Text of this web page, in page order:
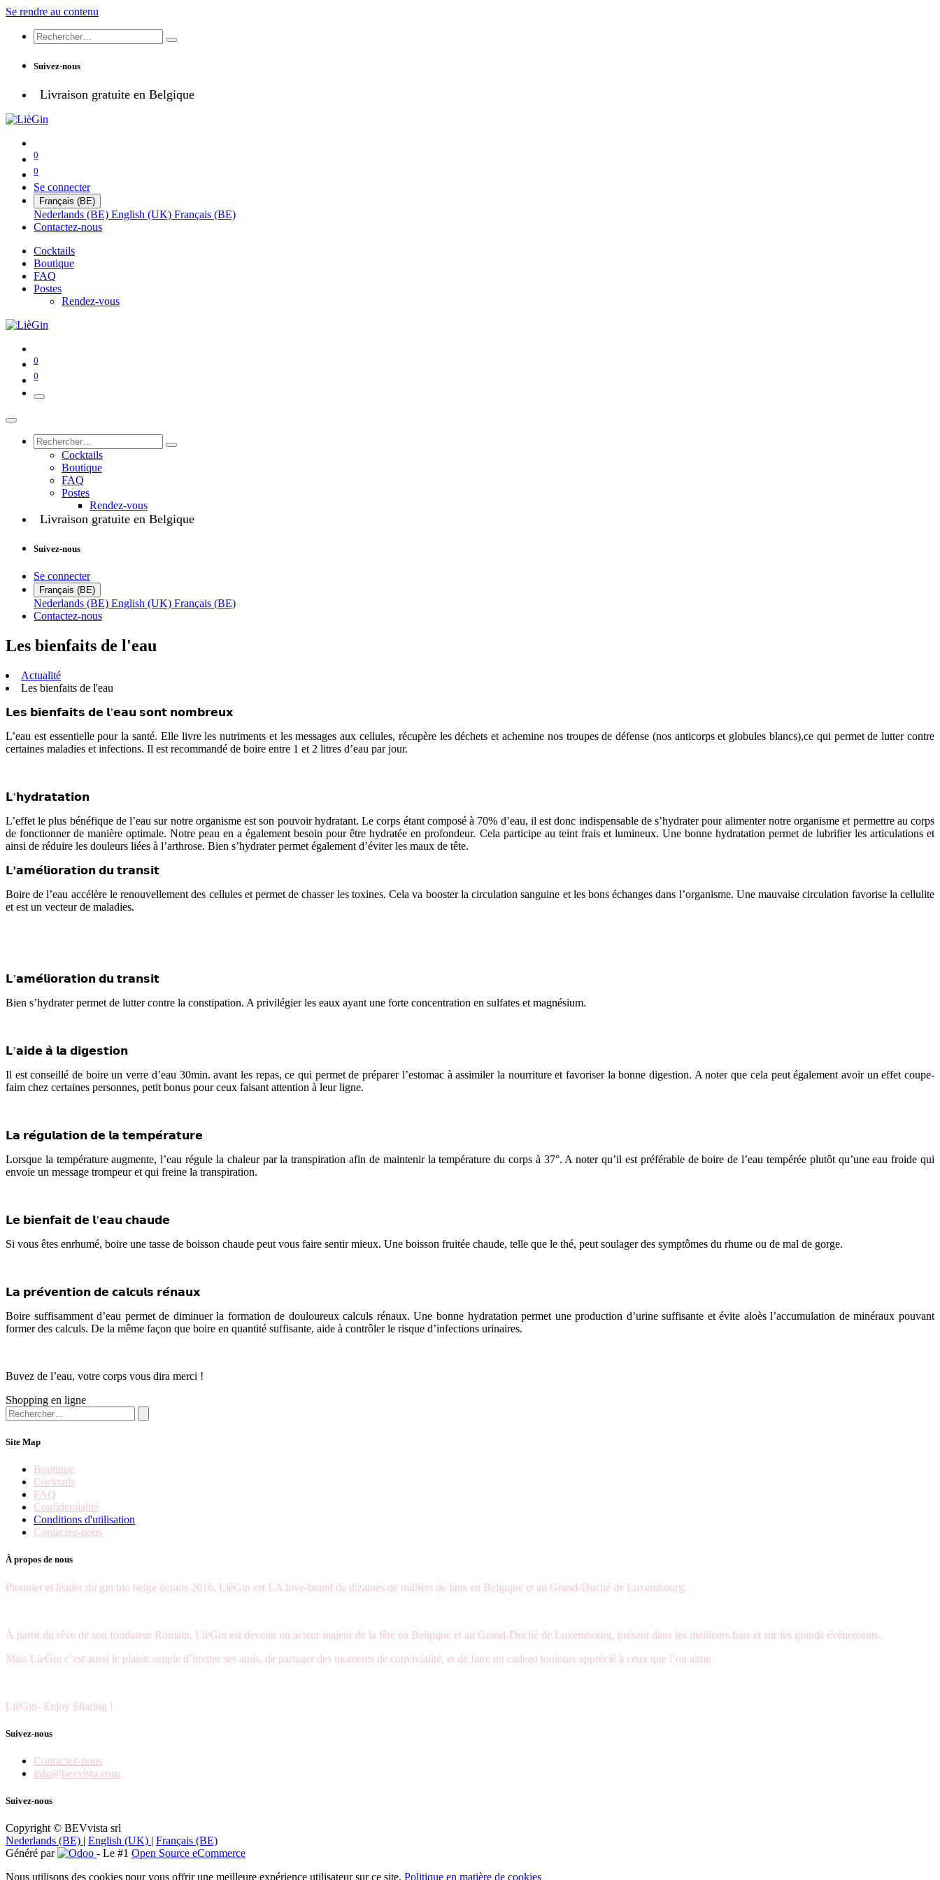
Se rendre au contenu
Suivez-nous
Livraison gratuite en Belgique
0
0
Se connecter
Français (BE)
Nederlands (BE) English (UK) Français (BE)
Contactez-nous
Cocktails
Boutique
FAQ
Postes
Rendez-vous
0
0
Cocktails
Boutique
FAQ
Postes
Rendez-vous
Livraison gratuite en Belgique
Suivez-nous
Se connecter
Français (BE)
Nederlands (BE) English (UK) Français (BE)
Contactez-nous
Les bienfaits de l'eau
Actualité
Les bienfaits de l'eau
𝗟𝗲𝘀 𝗯𝗶𝗲𝗻𝗳𝗮𝗶𝘁𝘀 𝗱𝗲 𝗹’𝗲𝗮𝘂 𝘀𝗼𝗻𝘁 𝗻𝗼𝗺𝗯𝗿𝗲𝘂𝘅
L’eau est essentielle pour la santé. Elle livre les nutriments et les messages aux cellules, récupère les déchets et achemine nos troupes de défense (nos anticorps et globules blancs),ce qui permet de lutter contre
certaines maladies et infections. Il est recommandé de boire entre 1 et 2 litres d’eau par jour.
𝗟’𝗵𝘆𝗱𝗿𝗮𝘁𝗮𝘁𝗶𝗼𝗻
L’effet le plus bénéfique de l’eau sur notre organisme est son pouvoir hydratant. Le corps étant composé à 70% d’eau, il est donc indispensable de s’hydrater pour alimenter notre organisme et permettre au corps
de fonctionner de manière optimale. Notre peau en a également besoin pour être hydratée en profondeur. Cela participe au teint frais et lumineux. Une bonne hydratation permet de lubrifier les articulations et
ainsi de réduire les douleurs liées à l’arthrose. Bien s’hydrater permet également d’éviter les maux de tête.
𝗟’𝗮𝗺𝗲́𝗹𝗶𝗼𝗿𝗮𝘁𝗶𝗼𝗻 𝗱𝘂 𝘁𝗿𝗮𝗻𝘀𝗶𝘁
Boire de l’eau accélère le renouvellement des cellules et permet de chasser les toxines. Cela va booster la circulation sanguine et les bons échanges dans l’organisme. Une mauvaise circulation favorise la cellulite
et est un vecteur de maladies.
𝗟’𝗮𝗺𝗲́𝗹𝗶𝗼𝗿𝗮𝘁𝗶𝗼𝗻 𝗱𝘂 𝘁𝗿𝗮𝗻𝘀𝗶𝘁
Bien s’hydrater permet de lutter contre la constipation. A privilégier les eaux ayant une forte concentration en sulfates et magnésium.
𝗟’𝗮𝗶𝗱𝗲 𝗮̀ 𝗹𝗮 𝗱𝗶𝗴𝗲𝘀𝘁𝗶𝗼𝗻
Il est conseillé de boire un verre d’eau 30min. avant les repas, ce qui permet de préparer l’estomac à assimiler la nourriture et favoriser la bonne digestion. A noter que cela peut également avoir un effet coupe-
faim chez certaines personnes, petit bonus pour ceux faisant attention à leur ligne.
𝗟𝗮 𝗿𝗲́𝗴𝘂𝗹𝗮𝘁𝗶𝗼𝗻 𝗱𝗲 𝗹𝗮 𝘁𝗲𝗺𝗽𝗲́𝗿𝗮𝘁𝘂𝗿𝗲
Lorsque la température augmente, l’eau régule la chaleur par la transpiration afin de maintenir la température du corps à 37°. A noter qu’il est préférable de boire de l’eau tempérée plutôt qu’une eau froide qui
envoie un message trompeur et qui freine la transpiration.
𝗟𝗲 𝗯𝗶𝗲𝗻𝗳𝗮𝗶𝘁 𝗱𝗲 𝗹’𝗲𝗮𝘂 𝗰𝗵𝗮𝘂𝗱𝗲
Si vous êtes enrhumé, boire une tasse de boisson chaude peut vous faire sentir mieux. Une boisson fruitée chaude, telle que le thé, peut soulager des symptômes du rhume ou de mal de gorge.
𝗟𝗮 𝗽𝗿𝗲́𝘃𝗲𝗻𝘁𝗶𝗼𝗻 𝗱𝗲 𝗰𝗮𝗹𝗰𝘂𝗹𝘀 𝗿𝗲́𝗻𝗮𝘂𝘅
Boire suffisamment d’eau permet de diminuer la formation de douloureux calculs rénaux. Une bonne hydratation permet une production d’urine suffisante et évite aloès l’accumulation de minéraux pouvant
former des calculs. De la même façon que boire en quantité suffisante, aide à contrôler le risque d’infections urinaires.
Buvez de l’eau, votre corps vous dira merci !
Shopping en ligne
Site Map
Boutique
Cocktails
FAQ
Confidentialité
Conditions d'utilisation
Contactez-nous
À propos de nous
Pionnier et leader du gin bio belge depuis 2016, LièGin est LA love-brand de dizaines de milliers de fans en Belgique et au Grand-Duché de Luxembourg.
À partir du rêve de son fondateur Romain, LièGin est devenu un acteur majeur de la fête en Belgique et au Grand-Duché de Luxembourg, présent dans les meilleurs bars et sur les grands évènements.
Mais LieGin c’est aussi le plaisir simple d’inviter ses amis, de partager des moments de convivialité, et de faire un cadeau toujours apprécié à ceux que l’on aime.
LièGin- Enjoy Sharing !
Suivez-nous
Contactez-nous
info@bevvista.com
Suivez-nous
Copyright © BEVvista srl
Nederlands (BE) | English (UK) | Français (BE)
Généré par
- Le #1 Open Source eCommerce
Nous utilisons des cookies pour vous offrir une meilleure expérience utilisateur sur ce site. Politique en matière de cookies